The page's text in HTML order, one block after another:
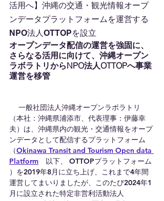
活用へ】沖縄の交通・観光情報オープ
ンデータプラットフォームを運営する
NPO法人OTTOPを設立
オープンデータ配信の運営を強固に、
さらなる活用に向けて、沖縄オープン
ラボラトリからNPO法人OTTOPへ事業
運営を移管
一般社団法人沖縄オープンラボラトリ
（本社：沖縄県浦添市、代表理事：伊藤幸
夫）は、沖縄県内の観光・交通情報をオープ
ンデータとして配信するプラットフォーム
（Okinawa Transit and Tourism Open data
Platform 以下、 OTTOPプラットフォーム
）を2019年8月に立ち上げ、これまで4年間
運営してまいりましたが、このたび2024年1
月に設立された特定非営利活動法人